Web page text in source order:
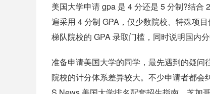
美国大学申请 gpa 是 4 分还是 5 分制?结
遍采用 4 分制 GPA，仅少数院校、特殊项
梯队院校的 GPA 录取门槛，同时说明国内
准备申请美国大学的同学，最先遇到的疑
院校的计分体系差异较大。不少申请者都会